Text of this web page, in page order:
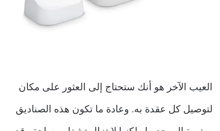
العيب الآخر هو أنك ستحتاج إلى العثور على مكان
لتوصيل كل عقدة به. وعادة ما تكون هذه الصناديق